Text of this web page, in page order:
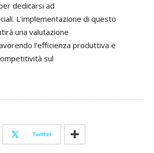
dedicarsi ad
L’implementazione di questo
una valutazione
l’efficienza produttiva e
sul
Twitter